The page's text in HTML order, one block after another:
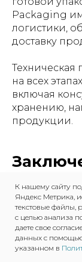
Packaging
логистики,
доставку
Техническая
на всех
включая
хранению,
продукции.
Российский
продукции
требующую
К нашему сайту
Яндекс Метрика,
текстовые
с целью анализа
даете свое
данных с помощью
указанном в